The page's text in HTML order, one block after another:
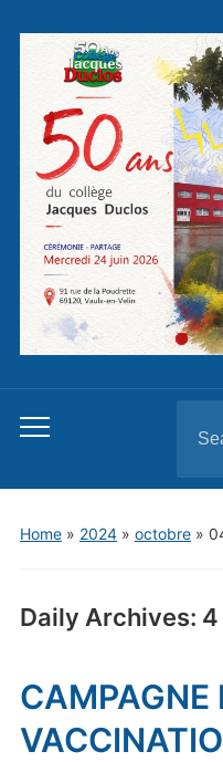
Toggle
menu
for:
Home» 2024» octobre»
Daily Archives:
CAMPAGNE